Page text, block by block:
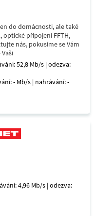
do domácnosti, ale také
optické připojení FFTH,
nás, pokusíme se Vám
52,8 Mb/s | odezva:
- Mb/s | nahrávání: -
4,96 Mb/s | odezva: